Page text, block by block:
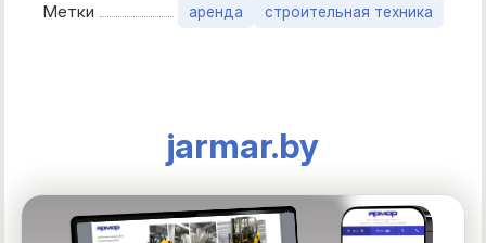
Метки
аренда строительная техника
jarmar.by